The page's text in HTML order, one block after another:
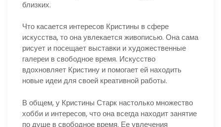
близких.
Что касается интересов Кристины в сфере
искусства, то она увлекается живописью. Она сама
рисует и посещает выставки и художественные
галереи в свободное время. Искусство
вдохновляет Кристину и помогает ей находить
новые идеи для своей креативной работы.
В общем, у Кристины Старк настолько множество
хобби и интересов, что она всегда находит занятие
по душе в свободное время. Ее увлечения